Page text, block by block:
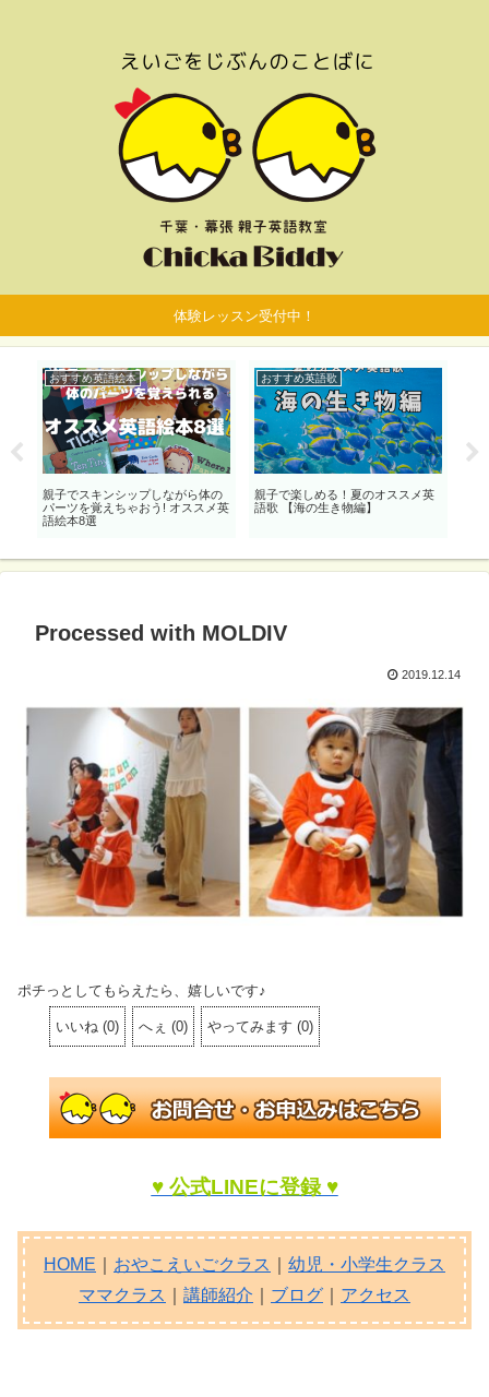
体験レッスン受付中！
おすすめ英語絵本
親子でスキンシップしながら体の
パーツを覚えちゃおう! オススメ英
語絵本8選
おすすめ英語歌
親子で楽しめる！夏のオススメ英
語歌 【海の生き物編】
Processed with MOLDIV
2019.12.14
ポチっとしてもらえたら、嬉しいです♪
いいね (0) へぇ (0) やってみます (0)
♥ 公式LINEに登録 ♥
HOME おやこえいごクラス
幼児・小学生クラス
ママクラス
講師紹介 ブログ アクセス